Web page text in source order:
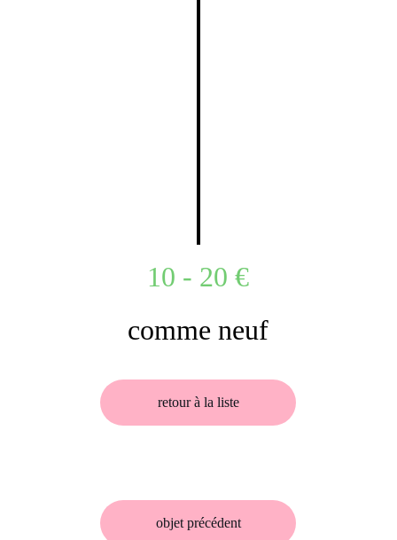
10 - 20 €
retour à la liste
comme neuf
objet précédent